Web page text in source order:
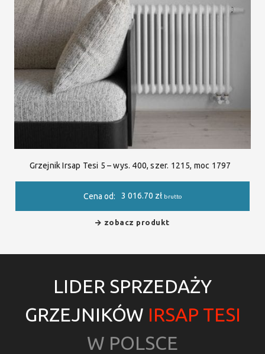
Grzejnik Irsap Tesi 5 – wys. 400, szer. 1215, moc 1797
Cena od: 3 016.70 zł brutto
zobacz produkt
LIDER SPRZEDAŻY
GRZEJNIKÓW IRSAP TESI
W POLSCE